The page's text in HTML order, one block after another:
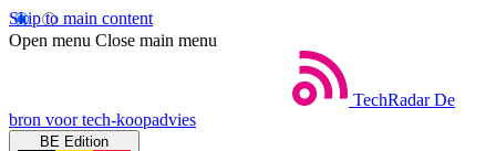
Skip to main content
Open menu Close main menu
TechRadar De
bron voor tech-koopadvies
BE Edition